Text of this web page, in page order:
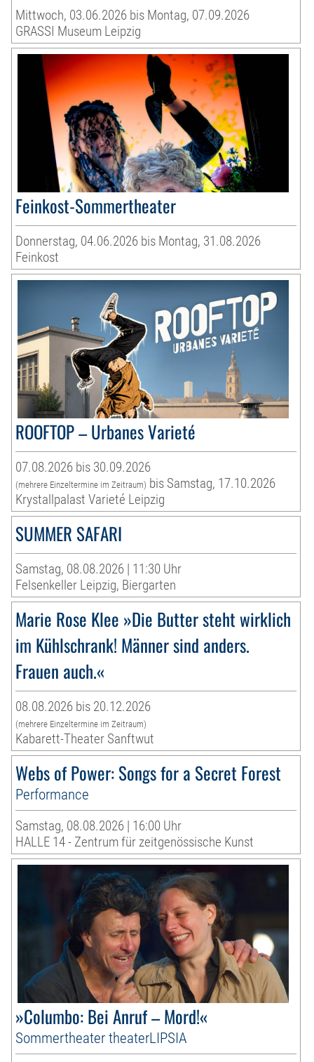
Mittwoch, 03.06.2026 bis Montag, 07.09.2026
GRASSI Museum Leipzig
Feinkost-Sommertheater
Donnerstag, 04.06.2026 bis Montag, 31.08.2026
Feinkost
ROOFTOP – Urbanes Varieté
07.08.2026 bis 30.09.2026
(mehrere Einzeltermine im Zeitraum) bis Samstag, 17.10.2026
Krystallpalast Varieté Leipzig
SUMMER SAFARI
Samstag, 08.08.2026 | 11:30 Uhr
Felsenkeller Leipzig, Biergarten
Marie Rose Klee »Die Butter steht wirklich
im Kühlschrank! Männer sind anders.
Frauen auch.«
08.08.2026 bis 20.12.2026
(mehrere Einzeltermine im Zeitraum)
Kabarett-Theater Sanftwut
Webs of Power: Songs for a Secret Forest
Performance
Samstag, 08.08.2026 | 16:00 Uhr
HALLE 14 - Zentrum für zeitgenössische Kunst
»Columbo: Bei Anruf – Mord!«
Sommertheater theaterLIPSIA